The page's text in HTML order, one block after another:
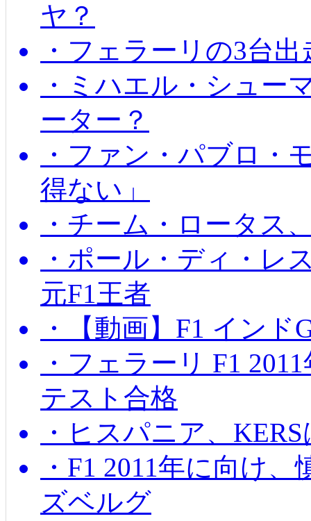
ヤ？
・フェラーリの3台
・ミハエル・シュー
ーター？
・ファン・パブロ・
得ない」
・チーム・ロータス
・ポール・ディ・レ
元F1王者
・【動画】F1 イン
・フェラーリ F1
テスト合格
・ヒスパニア、
・F1 2011年に向け
ズベルグ